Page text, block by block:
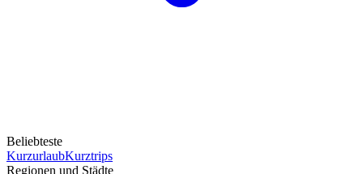
Beliebteste
KurzurlaubKurztrips
Regionen und Städte